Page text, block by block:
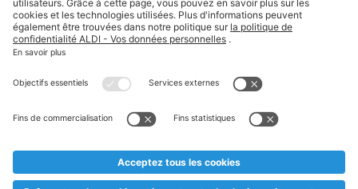
Textes marqués d'un astérisque et mentions légales
* Nous vendons ces articles temporairement et jusqu'à
au cas où, malgré le planning bien étudié, nous serions
prématurément en rupture de stock. Prix Recupel et TVA incl.
** Sur ce site, l’utilisation de la forme masculine a été adoptée